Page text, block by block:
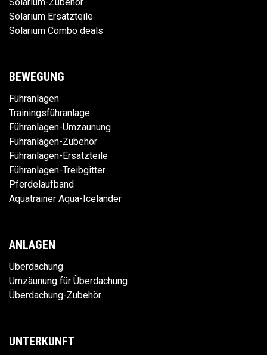
Solarium Ersatzteile
Solarium Combo deals
BEWEGUNG
Führanlagen
Trainingsführanlage
Führanlagen-Umzaunung
Führanlagen-Zubehör
Führanlagen-Ersatzteile
Führanlagen-Treibgitter
Pferdelaufband
Aquatrainer Aqua-Icelander
ANLAGEN
Überdachung
Umzäunung für Überdachung
Überdachung-Zubehör
UNTERKUNFT